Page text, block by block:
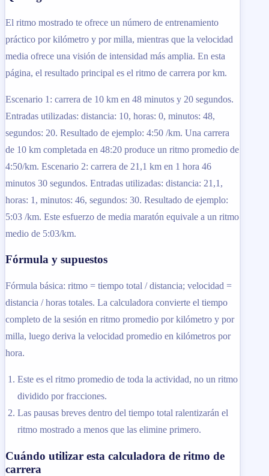
El ritmo mostrado te ofrece un número de entrenamiento
práctico por kilómetro y por milla, mientras que la velocidad
media ofrece una visión de intensidad más amplia. En esta
página, el resultado principal es el ritmo de carrera por km.
Escenario 1: carrera de 10 km en 48 minutos y 20 segundos.
Entradas utilizadas: distancia: 10, horas: 0, minutos: 48,
segundos: 20. Resultado de ejemplo: 4:50 /km. Una carrera
de 10 km completada en 48:20 produce un ritmo promedio de
4:50/km. Escenario 2: carrera de 21,1 km en 1 hora 46
minutos 30 segundos. Entradas utilizadas: distancia: 21,1,
horas: 1, minutos: 46, segundos: 30. Resultado de ejemplo:
5:03 /km. Este esfuerzo de media maratón equivale a un ritmo
medio de 5:03/km.
Fórmula y supuestos
Fórmula básica: ritmo = tiempo total / distancia; velocidad =
distancia / horas totales. La calculadora convierte el tiempo
completo de la sesión en ritmo promedio por kilómetro y por
milla, luego deriva la velocidad promedio en kilómetros por
hora.
Este es el ritmo promedio de toda la actividad, no un ritmo
dividido por fracciones.
Las pausas breves dentro del tiempo total ralentizarán el
ritmo mostrado a menos que las elimine primero.
Cuándo utilizar esta calculadora de ritmo de
carrera